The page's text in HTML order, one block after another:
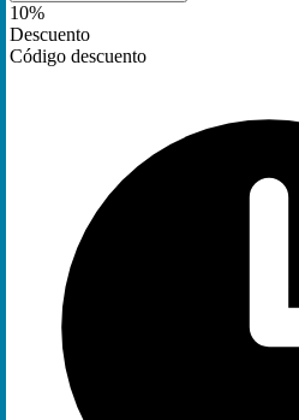
10%
Descuento
Código descuento